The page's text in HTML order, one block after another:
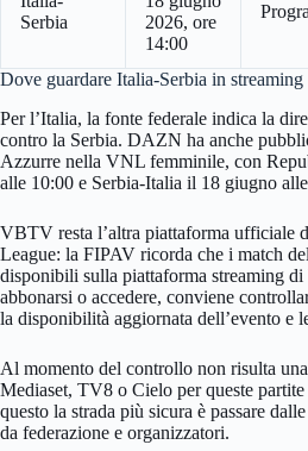
Serbia
2026, ore
14:00
Dove guardare Italia-Serbia in streaming
Per l’Italia, la fonte federale indica la
contro la Serbia. DAZN ha anche
Azzurre nella VNL femminile, con
alle 10:00 e Serbia-Italia il 18 giugno
VBTV resta l’altra piattaforma ufficiale
League: la FIPAV ricorda che i match
disponibili sulla piattaforma streaming
abbonarsi o accedere, conviene
la disponibilità aggiornata dell’evento e
Al momento del controllo non risulta
Mediaset, TV8 o Cielo per queste
questo la strada più sicura è passare
da federazione e organizzatori.